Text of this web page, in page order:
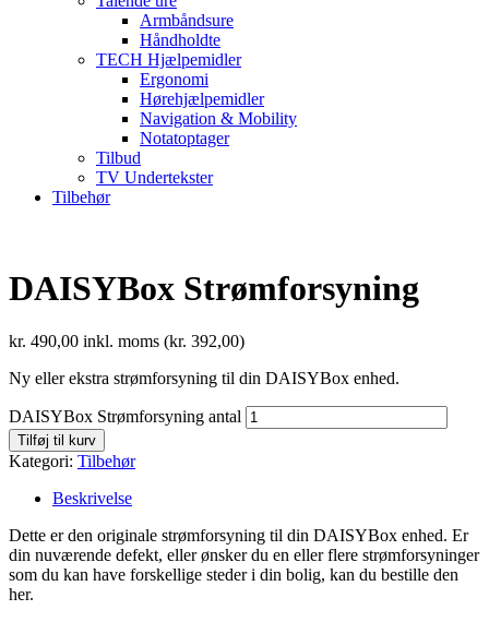
Armbåndsure
Håndholdte
TECH Hjælpemidler
Ergonomi
Hørehjælpemidler
Navigation & Mobility
Notatoptager
Tilbud
TV Undertekster
Tilbehør
DAISYBox Strømforsyning
kr. 490,00 inkl. moms (kr. 392,00)
Ny eller ekstra strømforsyning til din DAISYBox enhed.
DAISYBox Strømforsyning antal
Tilføj til kurv
Kategori: Tilbehør
Beskrivelse
Dette er den originale strømforsyning til din DAISYBox enhed. Er
din nuværende defekt, eller ønsker du en eller flere strømforsyninger
som du kan have forskellige steder i din bolig, kan du bestille den
her.